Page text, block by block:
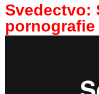
Svedectvo:
pornografie